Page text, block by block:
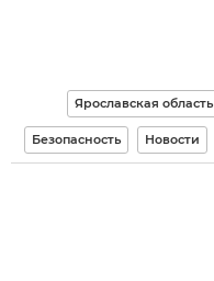
Ярославская область
Безопасность Новости